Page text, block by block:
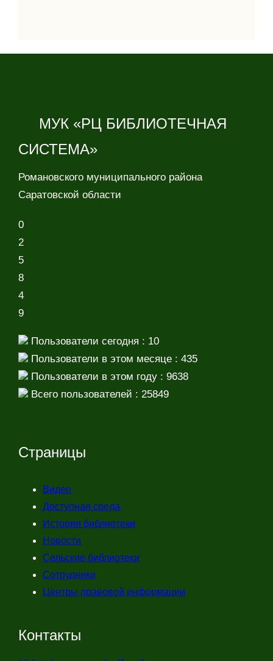
МУК «РЦ БИБЛИОТЕЧНАЯ
СИСТЕМА»
Романовского муниципального района
Саратовской области
0
2
5
8
4
9
Пользователи сегодня : 10
Пользователи в этом месяце : 435
Пользователи в этом году : 9638
Всего пользователей : 25849
Страницы
Видео
Доступная среда
История библиотеки
Новости
Сельские библиотеки
Сотрудники
Центры правовой информации
Контакты